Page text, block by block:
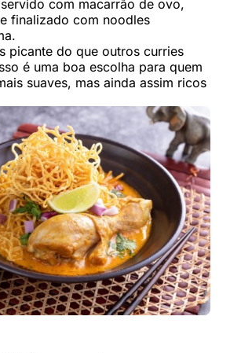
com macarrão de ovo,
finalizado com noodles
picante do que outros curries
é uma boa escolha para quem
suaves, mas ainda assim ricos